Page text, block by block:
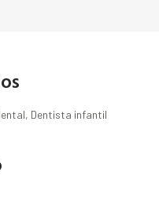
Dentista infantil